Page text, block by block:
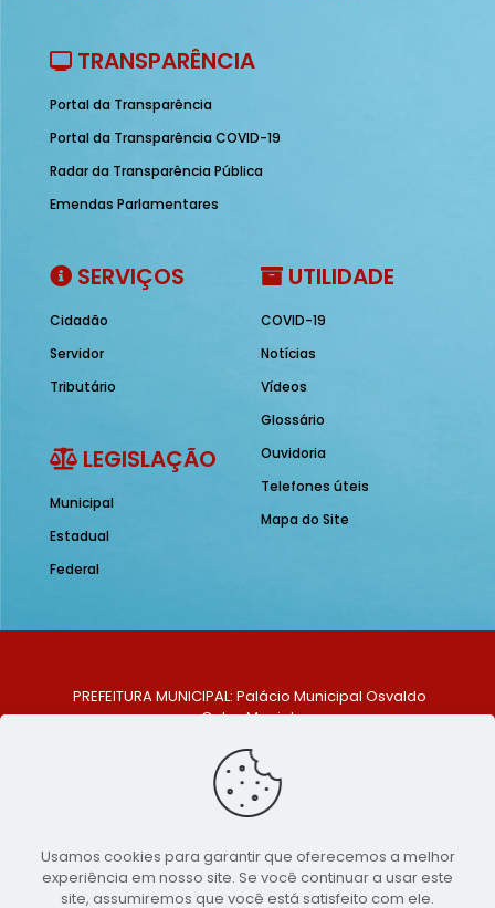
TRANSPARÊNCIA
Portal da Transparência
Portal da Transparência COVID-19
Radar da Transparência Pública
Emendas Parlamentares
SERVIÇOS
Cidadão
Servidor
Tributário
LEGISLAÇÃO
Municipal
Estadual
Federal
UTILIDADE
COVID-19
Notícias
Vídeos
Glossário
Ouvidoria
Telefones úteis
Mapa do Site
PREFEITURA MUNICIPAL: Palácio Municipal Osvaldo
Celso Maciel
Centro, São Bento do Una - PE. CEP: 553370-128
TELEFONE: (81) 99548-1569
E-MAIL: ouvidoria@saobentodouna.pe.gov.br
Copyright 2021-2026 - Assessoria de Comunicação da
Usamos cookies para garantir que oferecemos a melhor
experiência em nosso site. Se você continuar a usar este
site, assumiremos que você está satisfeito com ele.